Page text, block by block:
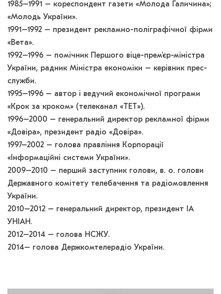
1985–1991 – кореспондент газети «Молода Галичина»;
«Молодь України».
1991–1992 – президент рекламно-поліграфічної фірми
«Вета».
1992–1996 – помічник Першого віце-прем’єр-міністра
України, радник Міністра економіки – керівник прес-
служби.
1995–1996 – автор і ведучий економічної програми
«Крок за кроком» (телеканал «ТЕТ»).
1996–2000 – генеральний директор рекламної фірми
«Довіра», президент радіо «Довіра».
1997–2002 – голова правління Корпорації
«Інформаційні системи України».
2009–2010 – перший заступник голови, в. о. голови
Державного комітету телебачення та радіомовлення
України.
2010–2012 – генеральний директор, президент ІА
УНІАН.
2012–2014 – голова НСЖУ.
2014– голова Держкомтелерадіо України.